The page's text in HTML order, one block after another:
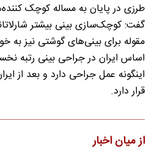
طرزی در پایان به مساله کوچک‌
گفت: کوچک‌سازی بینی بیشتر
مقوله برای بینی‌های گوشتی نیز به
اساس ایران در جراحی بینی رتبه
اینگونه عمل جراحی دارد و بعد از
قرار دارد.
از میان اخبار